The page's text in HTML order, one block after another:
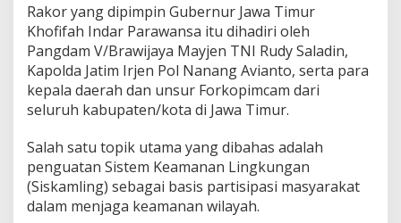
i
K
n
c
K
m
a
n
a
Rakor yang dipimpin Gubernur Jawa Timur
Khofifah Indar Parawansa itu dihadiri oleh
Pangdam V/Brawijaya Mayjen TNI Rudy Saladin,
Kapolda Jatim Irjen Pol Nanang Avianto, serta para
kepala daerah dan unsur Forkopimcam dari
seluruh kabupaten/kota di Jawa Timur.
Salah satu topik utama yang dibahas adalah
penguatan Sistem Keamanan Lingkungan
(Siskamling) sebagai basis partisipasi masyarakat
dalam menjaga keamanan wilayah.